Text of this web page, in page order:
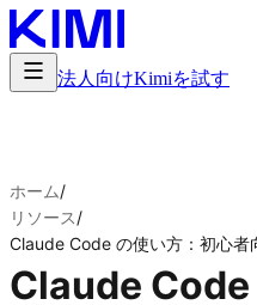
法人向けKimiを試す
ホーム/
リソース/
Claude Code の使い方：初心者
Claude Code